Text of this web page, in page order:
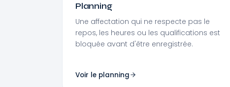
Planning
Une affectation qui ne respecte pas le
repos, les heures ou les qualifications est
bloquée avant d'être enregistrée.
Voir le planning